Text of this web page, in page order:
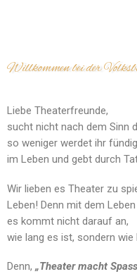
Willkommen bei der
Liebe Theaterfreunde,
sucht nicht nach dem Sinn
so weniger werdet ihr
im Leben und gebt durch
Wir lieben es Theater zu
Leben! Denn mit dem
es kommt nicht darauf an,
wie lang es ist, sondern wie
Denn, „Theater macht